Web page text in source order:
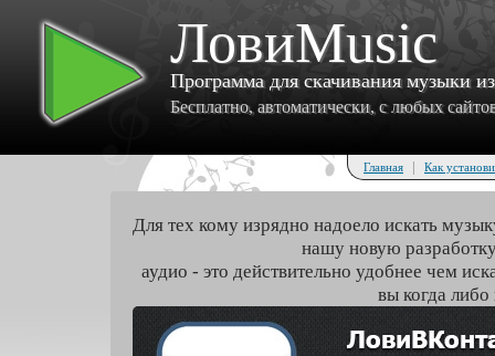
ЛовиMusic
Программа для скачивания музыки
Бесплатно, автоматически, с любых
Главная | Как
Для тех кому изрядно надоело искать
нашу новую
аудио - это действительно удобнее чем
вы когда либо